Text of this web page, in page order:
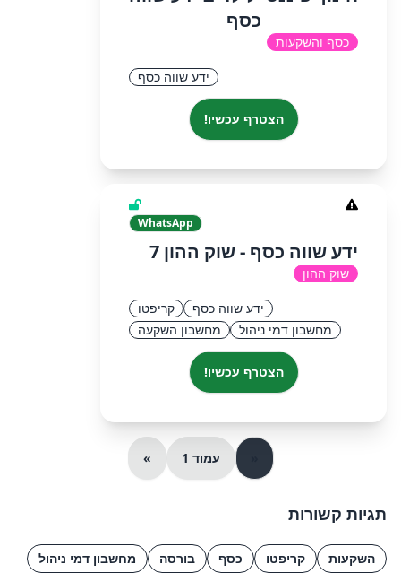
כסף
כסף והשקעות
ידע שווה כסף
הצטרף עכשיו!
WhatsApp
ידע שווה כסף - שוק ההון 7
שוק ההון
ידע שווה כסף
קריפטו
מחשבון דמי ניהול
מחשבון השקעה
הצטרף עכשיו!
עמוד 1 »
תגיות קשורות
השקעות קריפטו כסף בורסה מחשבון דמי ניהול